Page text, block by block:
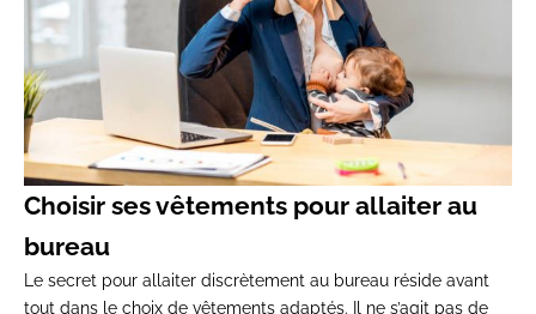
Choisir ses vêtements pour allaiter au
bureau
Le secret pour allaiter discrètement au bureau réside avant
tout dans le choix de vêtements adaptés. Il ne s’agit pas de